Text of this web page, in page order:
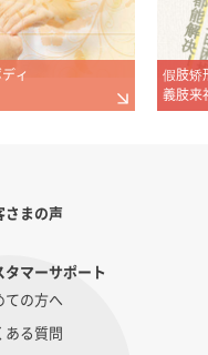
ィ
假肢矫
義肢来
さまの声
タマーサポート
ての方へ
ある質問